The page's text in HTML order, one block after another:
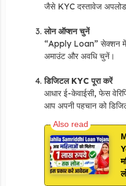
जैसे KYC दस्तावेज
लोन ऑप्शन चुनें
“Apply Loan” सेक्शन
अमाउंट और अवधि चुनें।
डिजिटल KYC पूरा करें
आधार ई-केवाईसी, फेस
आप अपनी पहचान को